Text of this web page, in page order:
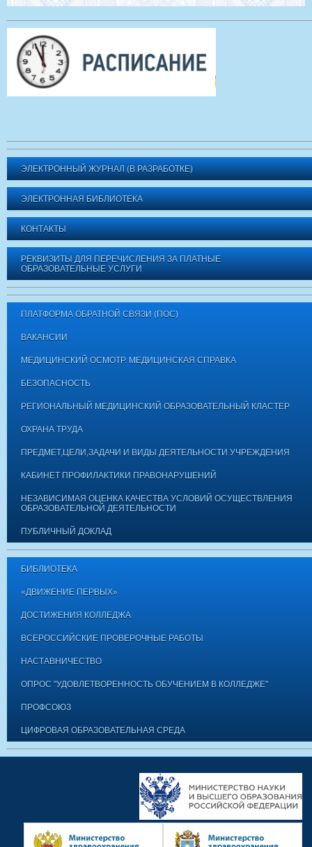
ЭЛЕКТРОННЫЙ ЖУРНАЛ (В РАЗРАБОТКЕ)
ЭЛЕКТРОННАЯ БИБЛИОТЕКА
КОНТАКТЫ
РЕКВИЗИТЫ ДЛЯ ПЕРЕЧИСЛЕНИЯ ЗА ПЛАТНЫЕ
ОБРАЗОВАТЕЛЬНЫЕ УСЛУГИ
ПЛАТФОРМА ОБРАТНОЙ СВЯЗИ (ПОС)
ВАКАНСИИ
МЕДИЦИНСКИЙ ОСМОТР. МЕДИЦИНСКАЯ СПРАВКА
БЕЗОПАСНОСТЬ
РЕГИОНАЛЬНЫЙ МЕДИЦИНСКИЙ ОБРАЗОВАТЕЛЬНЫЙ КЛАСТЕР
ОХРАНА ТРУДА
ПРЕДМЕТ,ЦЕЛИ,ЗАДАЧИ И ВИДЫ ДЕЯТЕЛЬНОСТИ УЧРЕЖДЕНИЯ
КАБИНЕТ ПРОФИЛАКТИКИ ПРАВОНАРУШЕНИЙ
НЕЗАВИСИМАЯ ОЦЕНКА КАЧЕСТВА УСЛОВИЙ ОСУЩЕСТВЛЕНИЯ
ОБРАЗОВАТЕЛЬНОЙ ДЕЯТЕЛЬНОСТИ
ПУБЛИЧНЫЙ ДОКЛАД
БИБЛИОТЕКА
«ДВИЖЕНИЕ ПЕРВЫХ»
ДОСТИЖЕНИЯ КОЛЛЕДЖА
ВСЕРОССИЙСКИЕ ПРОВЕРОЧНЫЕ РАБОТЫ
НАСТАВНИЧЕСТВО
ОПРОС "УДОВЛЕТВОРЕННОСТЬ ОБУЧЕНИЕМ В КОЛЛЕДЖЕ"
ПРОФСОЮЗ
ЦИФРОВАЯ ОБРАЗОВАТЕЛЬНАЯ СРЕДА